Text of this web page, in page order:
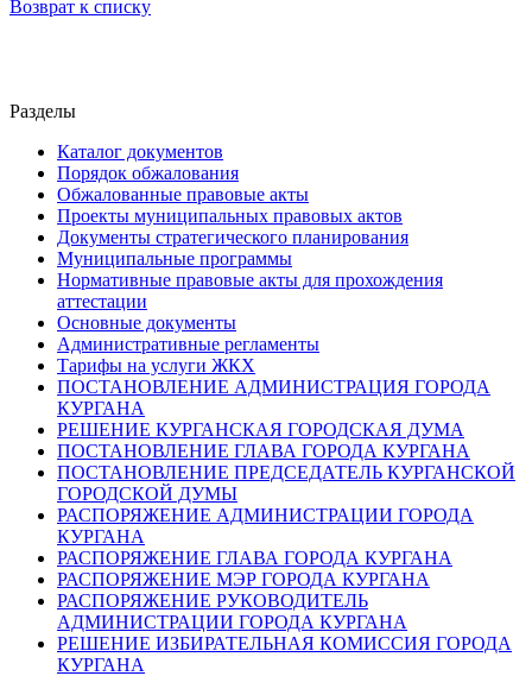
Возврат к списку
Разделы
Каталог документов
Порядок обжалования
Обжалованные правовые акты
Проекты муниципальных правовых актов
Документы стратегического планирования
Муниципальные программы
Нормативные правовые акты для прохождения
аттестации
Основные документы
Административные регламенты
Тарифы на услуги ЖКХ
ПОСТАНОВЛЕНИЕ АДМИНИСТРАЦИЯ ГОРОДА
КУРГАНА
РЕШЕНИЕ КУРГАНСКАЯ ГОРОДСКАЯ ДУМА
ПОСТАНОВЛЕНИЕ ГЛАВА ГОРОДА КУРГАНА
ПОСТАНОВЛЕНИЕ ПРЕДСЕДАТЕЛЬ КУРГАНСКОЙ
ГОРОДСКОЙ ДУМЫ
РАСПОРЯЖЕНИЕ АДМИНИСТРАЦИИ ГОРОДА
КУРГАНА
РАСПОРЯЖЕНИЕ ГЛАВА ГОРОДА КУРГАНА
РАСПОРЯЖЕНИЕ МЭР ГОРОДА КУРГАНА
РАСПОРЯЖЕНИЕ РУКОВОДИТЕЛЬ
АДМИНИСТРАЦИИ ГОРОДА КУРГАНА
РЕШЕНИЕ ИЗБИРАТЕЛЬНАЯ КОМИССИЯ ГОРОДА
КУРГАНА